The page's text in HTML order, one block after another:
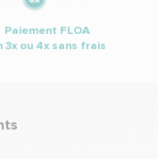
Paiement FLOA
3x ou 4x sans frais